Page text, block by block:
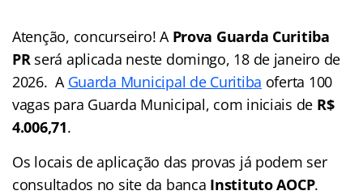
Atenção, concurseiro! A Prova Guarda Curitiba
PRserá aplicada neste domingo, 18 de janeiro de
2026. A Guarda Municipal de Curitiba oferta 100
vagas para Guarda Municipal, com iniciais de R$
4.006,71.
Os locais de aplicação das provas já podem ser
consultados no site da banca Instituto AOCP.